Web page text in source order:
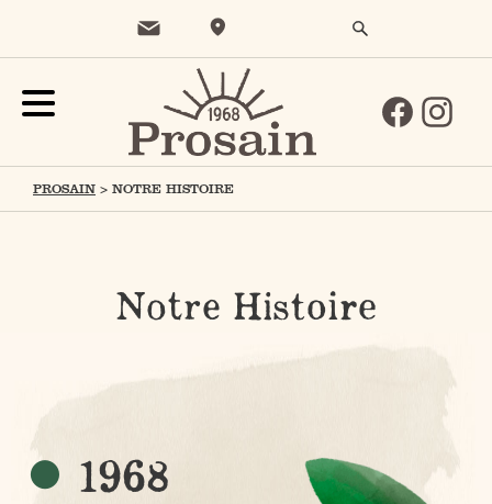
PROSAIN > NOTRE HISTOIRE
Notre Histoire
1968